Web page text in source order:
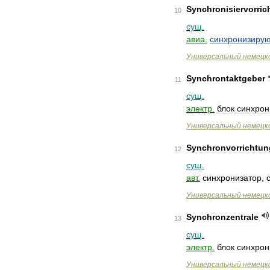
10
сущ
авиа
Универсальный
11
Synchrontaktgeber
сущ
электр блок
Универсальный
12
сущ
авт. синхронизатор
Универсальный
13
Synchronzentrale
сущ
электр блок
Универсальный